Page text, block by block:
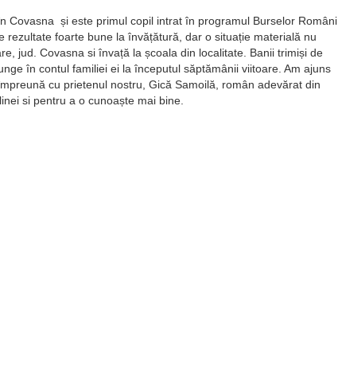
Covasna și este primul copil intrat în programul Burselor Români
rezultate foarte bune la învățătură, dar o situație materială nu
jud. Covasna si învață la școala din localitate. Banii trimiși de
în contul familiei ei la începutul săptămânii viitoare. Am ajuns
cu prietenul nostru, Gică Samoilă, român adevărat din
si pentru a o cunoaște mai bine.